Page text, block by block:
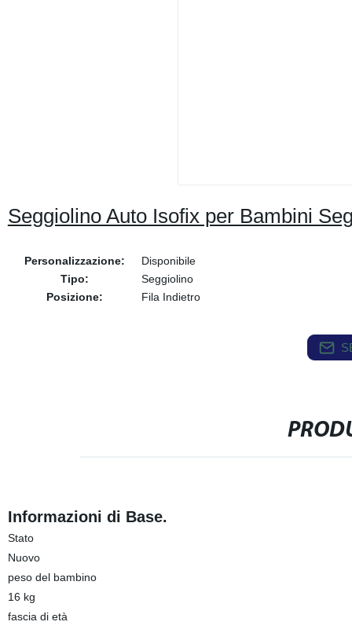
Seggiolino Auto Isofix per Bambini
Personalizzazione:
Disponibile
Tipo:
Seggiolino
Posizione:
Fila Indietro
Informazioni di Base.
Stato
Nuovo
peso del bambino
16 kg
fascia di età